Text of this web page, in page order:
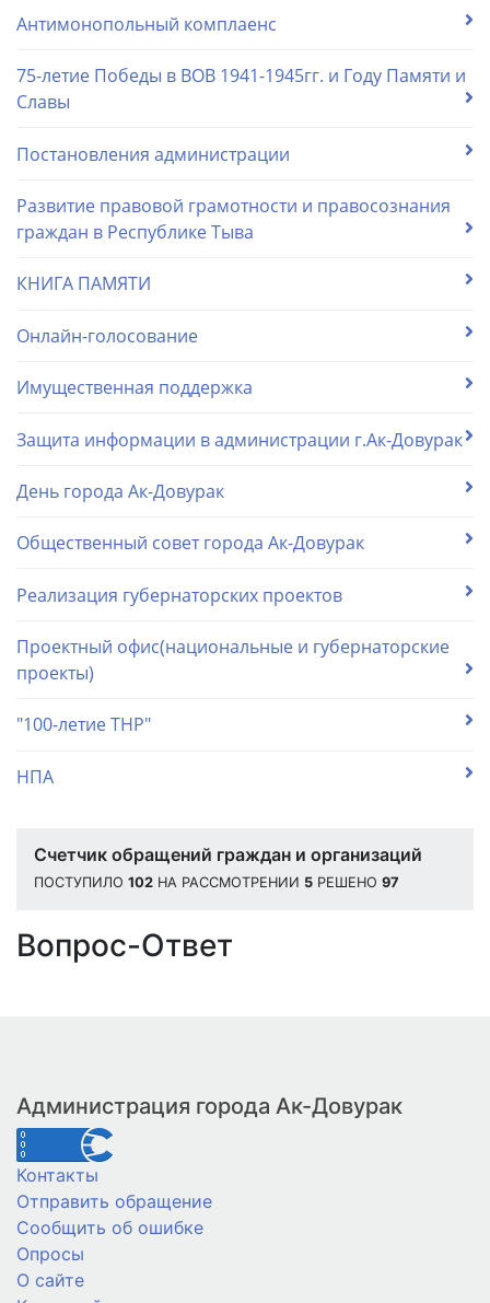
Антимонопольный комплаенс
75-летие Победы в ВОВ 1941-1945гг. и Году Памяти и
Славы
Постановления администрации
Развитие правовой грамотности и правосознания
граждан в Республике Тыва
КНИГА ПАМЯТИ
Онлайн-голосование
Имущественная поддержка
Защита информации в администрации г.Ак-Довурак
День города Ак-Довурак
Общественный совет города Ак-Довурак
Реализация губернаторских проектов
Проектный офис(национальные и губернаторские
проекты)
"100-летие ТНР"
НПА
Счетчик обращений граждан и организаций
ПОСТУПИЛО 102 НА РАССМОТРЕНИИ 5 РЕШЕНО 97
Вопрос-Ответ
Администрация города Ак-Довурак
Контакты
Отправить обращение
Сообщить об ошибке
Опросы
О сайте